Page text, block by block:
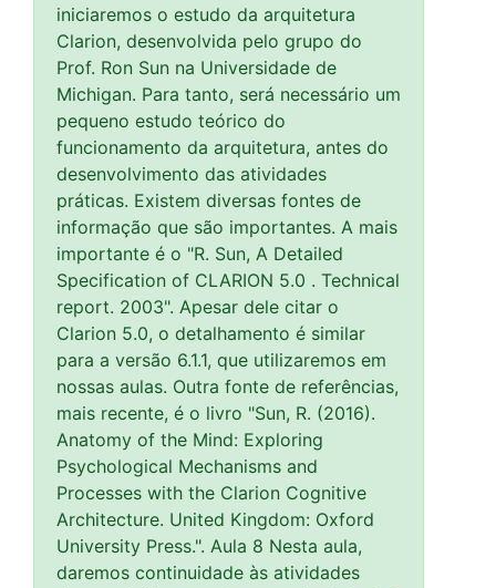
iniciaremos o estudo da arquitetura
Clarion, desenvolvida pelo grupo do
Prof. Ron Sun na Universidade de
Michigan. Para tanto, será necessário um
pequeno estudo teórico do
funcionamento da arquitetura, antes do
desenvolvimento das atividades
práticas. Existem diversas fontes de
informação que são importantes. A mais
importante é o "R. Sun, A Detailed
Specification of CLARION 5.0 . Technical
report. 2003". Apesar dele citar o
Clarion 5.0, o detalhamento é similar
para a versão 6.1.1, que utilizaremos em
nossas aulas. Outra fonte de referências,
mais recente, é o livro "Sun, R. (2016).
Anatomy of the Mind: Exploring
Psychological Mechanisms and
Processes with the Clarion Cognitive
Architecture. United Kingdom: Oxford
University Press.". Aula 8 Nesta aula,
daremos continuidade às atividades